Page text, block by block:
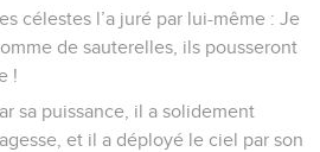
célestes l’a juré par lui-même : Je
de sauterelles, ils pousseront
!
sa puissance, il a solidement
et il a déployé le ciel par son